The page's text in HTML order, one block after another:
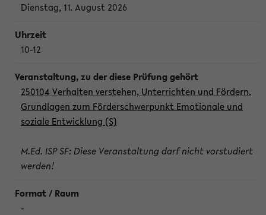
Dienstag, 11. August 2026
10-12
250104 Verhalten verstehen, Unterrichten und Fördern.
Grundlagen zum Förderschwerpunkt Emotionale und
soziale Entwicklung (S)
M.Ed. ISP SF: Diese Veranstaltung darf nicht vorstudiert
werden!
-